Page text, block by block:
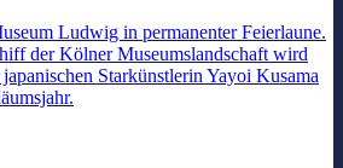
Ludwig in permanenter Feierlaune.
der Kölner Museumslandschaft wird
Starkünstlerin Yayoi Kusama